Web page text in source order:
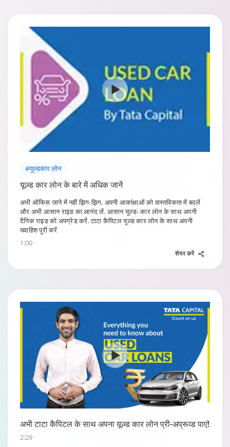
#यूज़्डकार लोन
यूज़्ड कार लोन के बारे में अधिक जानें
अभी ऑफिस जाने में नहीं झिग-झिग. अपनी आकांक्षाओं को वास्तविकता में बदलें
और अभी आसान राइड का आनंद लें. आसान यूज़्ड- कार लोन के साथ अपनी
दैनिक राइड को अपग्रेड करें. टाटा कैपिटल यूज़्ड कार लोन के साथ अपनी
ख्वाहिश पूरी करें
1:00
शेयर करें
अभी टाटा कैपिटल के साथ अपना यूज़्ड कार लोन प्री-अप्रूव्ड पाएं!
2:29